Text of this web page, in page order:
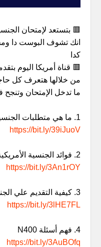
🟥 بتستعد لإمتحان
انك تشوف البوست دا
كدا
🟥 قناة أمريكا اليوم
من خلالها هتعرف كل
ما تدخل الإمتحان وتنجح
1. ما هي متطلبات الجنسية الأمريكية؟
https://bit.ly/39iJuoV
2. فوائد الجنسية الأمريكية
https://bit.ly/3An1rOY
3. كيفية التقديم علي الجنسية الأمريكية
https://bit.ly/3lHE7FL
4. فهم أسئلة N400
https://bit.ly/3AuBOfq